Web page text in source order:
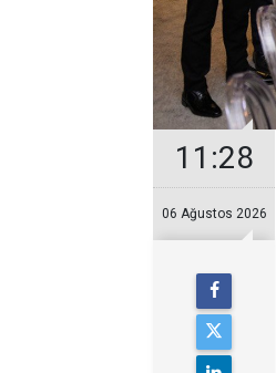
11:28
06 Ağustos 2026